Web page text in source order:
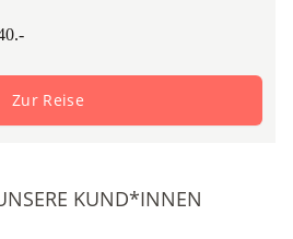
Zur Reise
KUND*INNEN